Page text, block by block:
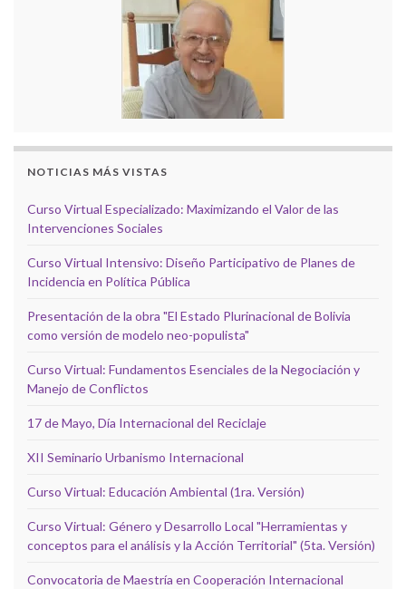
NOTICIAS MÁS VISTAS
Curso Virtual Especializado: Maximizando el Valor de las
Intervenciones Sociales
Curso Virtual Intensivo: Diseño Participativo de Planes de
Incidencia en Política Pública
Presentación de la obra "El Estado Plurinacional de Bolivia
como versión de modelo neo-populista"
Curso Virtual: Fundamentos Esenciales de la Negociación y
Manejo de Conflictos
17 de Mayo, Día Internacional del Reciclaje
XII Seminario Urbanismo Internacional
Curso Virtual: Educación Ambiental (1ra. Versión)
Curso Virtual: Género y Desarrollo Local "Herramientas y
conceptos para el análisis y la Acción Territorial" (5ta. Versión)
Convocatoria de Maestría en Cooperación Internacional